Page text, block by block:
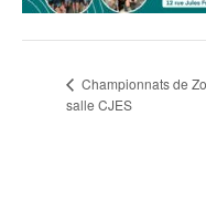
Championnats de
salle CJES